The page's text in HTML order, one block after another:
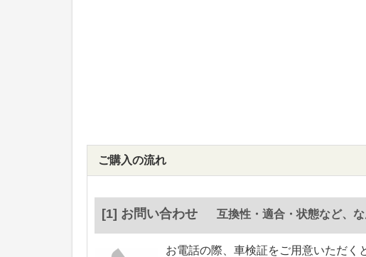
ご購入の流れ
[1] お問い合わせ 互換性・適合・状態など、
お電話の際、車検証をご用意いただく